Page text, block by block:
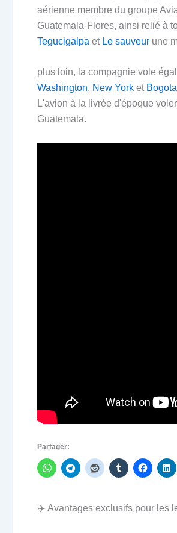
aérienne membre du groupe
Guatemala-Flores, ainsi relié à
Tegucigalpa et Le sauveur une
plus loin, la compagnie vole
Washington, New York et Bogota
L'avion à la livrée d'époque
Guatemala.
Partager:
✈️ Avantages exclusifs pour les